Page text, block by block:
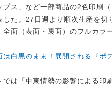
プス」など一部商品の2色印刷
した。27日週より順次生産を
全面（表面・裏面）のフルカラ
は白黒のまま！展開される『
は「中東情勢の影響による印